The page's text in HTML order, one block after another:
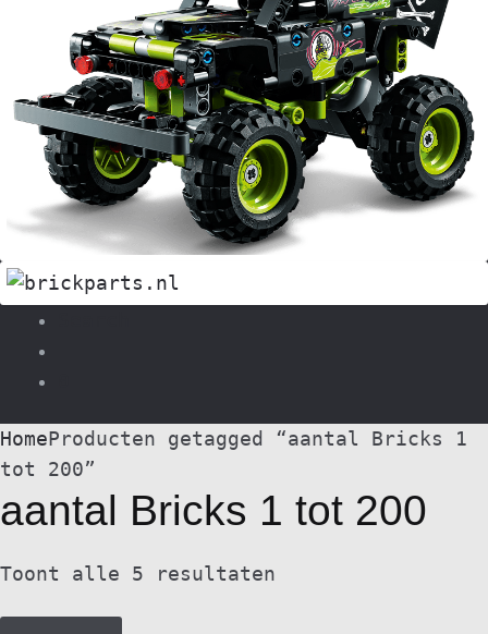
HomeProducten getagged “aantal Bricks 1
tot 200”
aantal Bricks 1 tot 200
Toont alle 5 resultaten